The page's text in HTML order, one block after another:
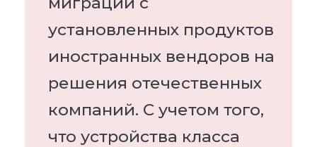
установленных продуктов
иностранных вендоров на
решения отечественных
компаний. С учетом того,
что устройства класса